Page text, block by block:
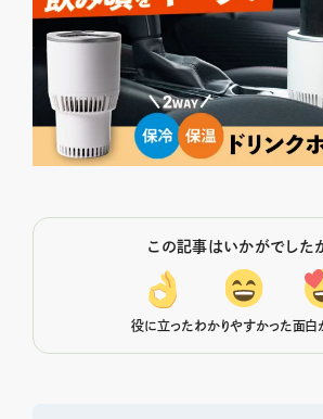
この記事はいかがでした
役に立ったわかりやすかった面白